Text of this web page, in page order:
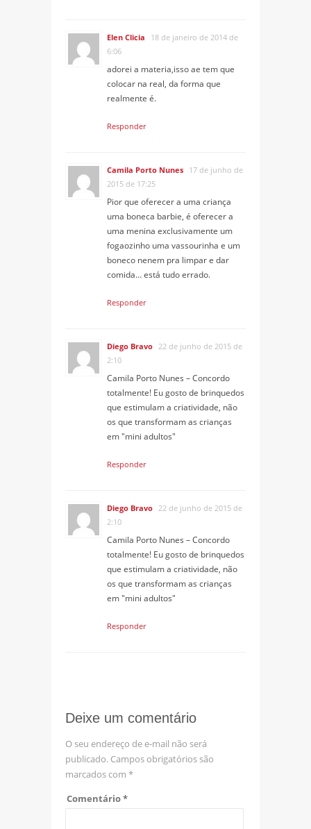
Elen Clicia
18 de janeiro de 2014 de
6:06
adorei a materia,isso ae tem que
colocar na real, da forma que
realmente é.
Responder
Camila Porto Nunes 17 de junho de
2015 de 17:25
Pior que oferecer a uma criança
uma boneca barbie, é oferecer a
uma menina exclusivamente um
fogaozinho uma vassourinha e um
boneco nenem pra limpar e dar
comida… está tudo errado.
Responder
Diego Bravo 22 de junho de 2015 de
2:10
Camila Porto Nunes – Concordo
totalmente! Eu gosto de brinquedos
que estimulam a criatividade, não
os que transformam as crianças
em "mini adultos"
Responder
Diego Bravo 22 de junho de 2015 de
2:10
Camila Porto Nunes – Concordo
totalmente! Eu gosto de brinquedos
que estimulam a criatividade, não
os que transformam as crianças
em "mini adultos"
Responder
Deixe um comentário
O seu endereço de e-mail não será
publicado. Campos obrigatórios são
marcados com *
Comentário*